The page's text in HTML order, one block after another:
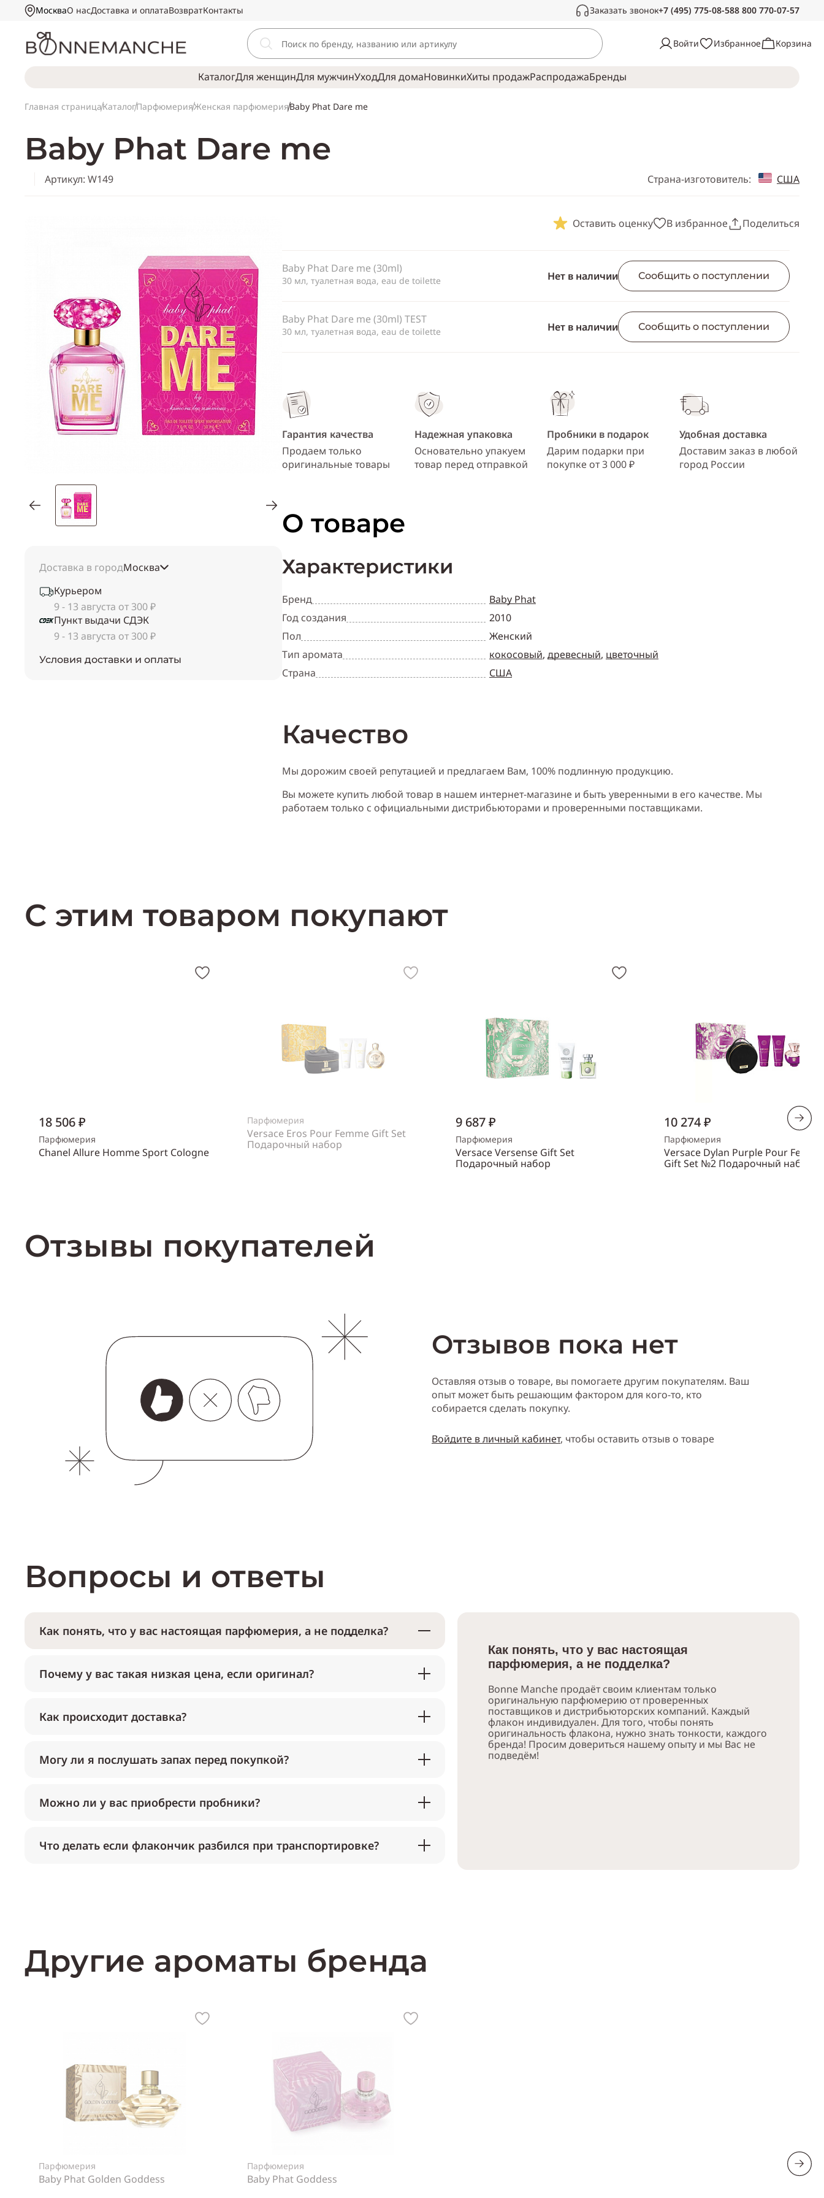
МоскваО насДоставка и оплатаВозвратКонтакты Заказать звонок+7 (495) 775-08-588 800 770-07-57
Связаться с нами
ответим на ваши вопросы
Войти Избранное Корзина
КаталогДля женщинДля мужчинУходДля домаНовинкиХиты продажРаспродажаБрeнды
Главная страницаКаталогПарфюмерияЖенская парфюмерияBaby Phat Dare me
Baby Phat Dare me
Артикул: W149 Страна-изготовитель: США
Доставка в городМосква
Курьером
9 - 13 августа от 300 ₽
Пункт выдачи СДЭК
9 - 13 августа от 300 ₽
Условия доставки и оплаты
Оставить оценку В избранное Поделиться
Скопировать
ссылку
WhatsApp
Viber
Baby Phat Dare me (30ml)
30 мл, туалетная вода, eau de toilette Нет в наличии Сообщить о поступлении
Baby Phat Dare me (30ml) TEST
30 мл, туалетная вода, eau de toilette Нет в наличии Сообщить о поступлении
Гарантия качества
Продаем только
оригинальные товары
Надежная упаковка
Основательно упакуем
товар перед отправкой
Пробники в подарок
Дарим подарки при
покупке от 3 000 ₽
Удобная доставка
Доставим заказ в любой
город России
О товаре
Характеристики
Бренд
Год создания
Пол
Тип аромата
Страна
Baby Phat
2010
Женский
кокосовый, древесный, цветочный
США
Качество
Мы дорожим своей репутацией и предлагаем Вам, 100% подлинную продукцию.
Вы можете купить любой товар в нашем интернет-магазине и быть уверенными в его качестве. Мы
работаем только с официальными дистрибьюторами и проверенными поставщиками.
С этим товаром покупают
18 506 ₽
Парфюмерия
Chanel Allure Homme Sport Cologne
Парфюмерия
Versace Eros Pour Femme Gift Set
Подарочный набор
9 687 ₽
Парфюмерия
Versace Versense Gift Set
Подарочный набор
10 274 ₽
Парфюмерия
Versace Dylan Purple Pour Femme
Gift Set №2 Подарочный набор
Отзывы покупателей
Отзывов пока нет
Оставляя отзыв о товаре, вы помогаете другим покупателям. Ваш
опыт может быть решающим фактором для кого-то, кто
собирается сделать покупку.
Войдите в личный кабинет, чтобы оставить отзыв о товаре
Вопросы и ответы
Как понять, что у вас настоящая парфюмерия, а не подделка?
Почему у вас такая низкая цена, если оригинал?
Как происходит доставка?
Могу ли я послушать запах перед покупкой?
Можно ли у вас приобрести пробники?
Что делать если флакончик разбился при транспортировке?
Как понять, что у вас настоящая
парфюмерия, а не подделка?
Bonne Manche продаёт своим клиентам только
оригинальную парфюмерию от проверенных
поставщиков и дистрибьюторских компаний. Каждый
флакон индивидуален. Для того, чтобы понять
оригинальность флакона, нужно знать тонкости, каждого
бренда! Просим довериться нашему опыту и мы Вас не
подведём!
Другие ароматы бренда
Парфюмерия
Baby Phat Golden Goddess
Парфюмерия
Baby Phat Goddess